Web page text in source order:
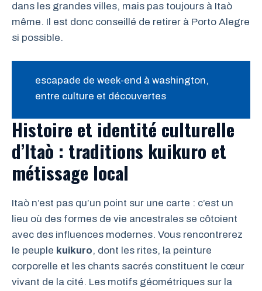
dans les grandes villes, mais pas toujours à Itaò
même. Il est donc conseillé de retirer à Porto Alegre
si possible.
escapade de week-end à washington,
entre culture et découvertes
Histoire et identité culturelle
d’Itaò : traditions kuikuro et
métissage local
Itaò n’est pas qu’un point sur une carte : c’est un
lieu où des formes de vie ancestrales se côtoient
avec des influences modernes. Vous rencontrerez
le peuple kuikuro, dont les rites, la peinture
corporelle et les chants sacrés constituent le cœur
vivant de la cité. Les motifs géométriques sur la